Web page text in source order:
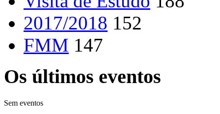
2017/2018 152
FMM 147
Os últimos eventos
Sem eventos